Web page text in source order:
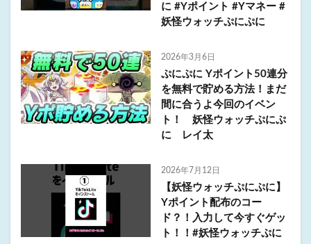
に #Yポイント #Yマネー #
妖怪ウォッチぷにぷに
2026年3月6日
ぷにぷに Yポイント50連分
を無料で貯める方法！まだ
間に合うよ今回のイベン
ト！ 妖怪ウォッチぷにぷ
に レイ太
2026年7月12日
【妖怪ウォッチぷにぷに】
Yポイント配布のコー
ド？！入力して今すぐゲッ
ト！！#妖怪ウォッチぷに